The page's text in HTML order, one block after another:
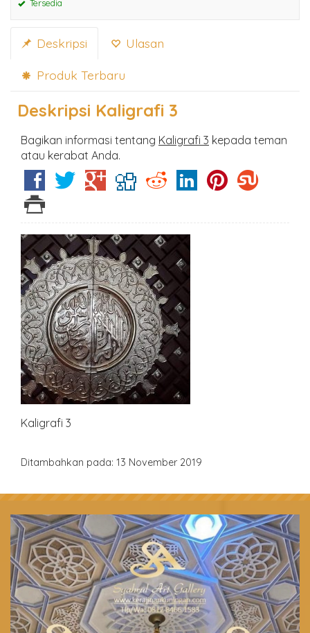
Tersedia
Deskripsi Ulasan
Produk Terbaru
Deskripsi Kaligrafi 3
Bagikan informasi tentang Kaligrafi 3 kepada teman
atau kerabat Anda.
Kaligrafi 3
Ditambahkan pada: 13 November 2019